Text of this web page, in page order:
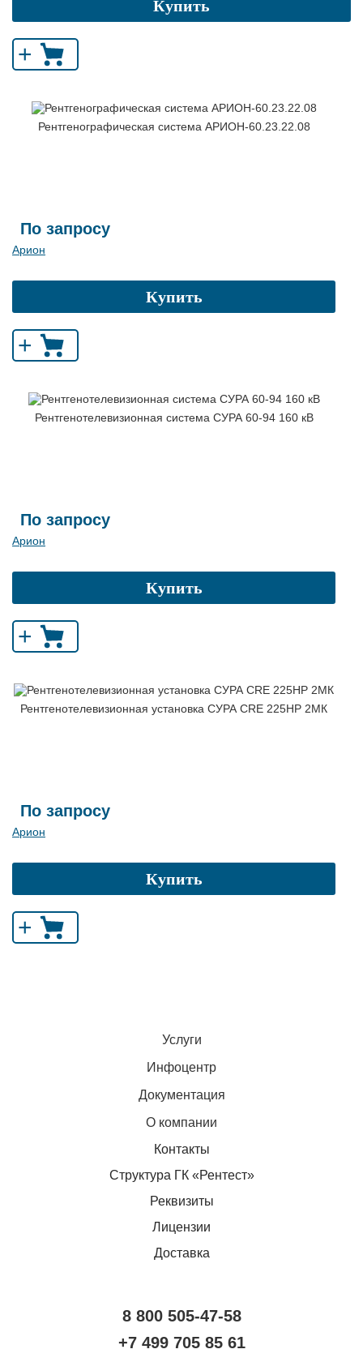
Купить
+
Рентгенографическая система АРИОН-60.23.22.08
По запросу
Арион
Купить
+
Рентгенотелевизионная система СУРА 60-94 160 кВ
По запросу
Арион
Купить
+
Рентгенотелевизионная установка СУРА CRE 225HP 2МК
По запросу
Арион
Купить
+
Услуги
Инфоцентр
Документация
О компании
Контакты
Структура ГК «Рентест»
Реквизиты
Лицензии
Доставка
8 800 505-47-58
+7 499 705 85 61